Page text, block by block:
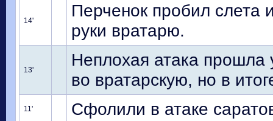
14'
Перченок пробил слета
руки вратарю.
13'
Неплохая атака прошла
во вратарскую, но в
11' Сфолили в атаке